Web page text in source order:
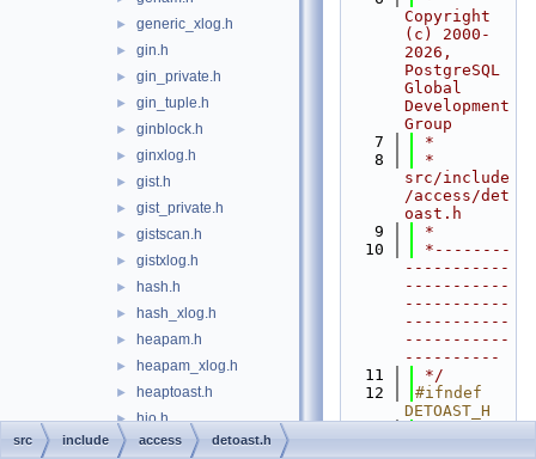
► generic_xlog.h
► gin.h
► gin_private.h
► gin_tuple.h
► ginblock.h
► ginxlog.h
► gist.h
► gist_private.h
► gistscan.h
► gistxlog.h
► hash.h
► hash_xlog.h
► heapam.h
► heapam_xlog.h
► heaptoast.h
► hio.h
► htup.h
Copyright
(c) 2000-
2026,
PostgreSQL
Global
Development
Group
    7
*
    8
*
src/include
/access/det
oast.h
    9
*
   10
*--------
-----------
-----------
-----------
-----------
-----------
----------
   11
*/
   12
#ifndef
DETOAST_H
src include access detoast.h